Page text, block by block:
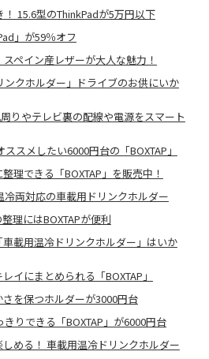
15.6型のThinkPadが5万円以下
」が59％オフ
ペイン産レザーが大人な魅力！
クホルダー」ドライブのお供にいか
りやテレビ裏の配線や電源をスマート
スメしたい6000円台の「BOXTAP」
理できる「BOXTAP」を販売中！
冷両対応の車載用ドリンクホルダー
理にはBOXTAPが便利
載用温冷ドリンクホルダー」はいか
イにまとめられる「BOXTAP」
を保つホルダーが3000円台
りできる「BOXTAP」が6000円台
める！ 車載用温冷ドリンクホルダー